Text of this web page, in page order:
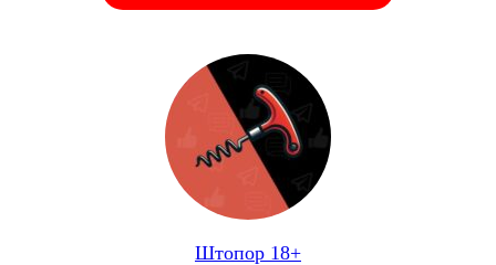
Штопор 18+